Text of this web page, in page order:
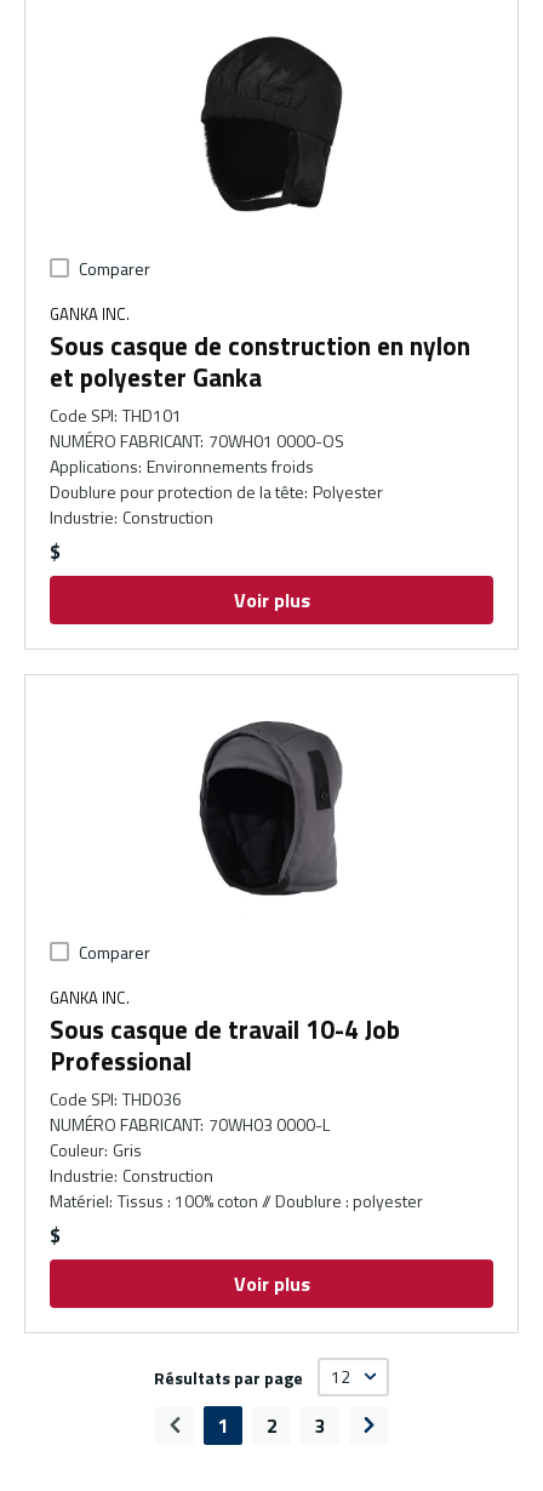
Comparer
GANKA INC.
Sous casque de construction en nylon
et polyester Ganka
Code SPI: THD101
NUMÉRO FABRICANT: 70WH01 0000-OS
Applications: Environnements froids
Doublure pour protection de la tête: Polyester
Industrie: Construction
$
Voir plus
Comparer
GANKA INC.
Sous casque de travail 10-4 Job
Professional
Code SPI: THD036
NUMÉRO FABRICANT: 70WH03 0000-L
Couleur: Gris
Industrie: Construction
Matériel: Tissus : 100% coton // Doublure : polyester
$
Voir plus
Résultats par page
Page précédente
1 2 3 Page suivante